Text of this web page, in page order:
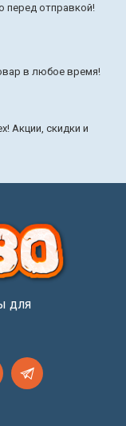
перед отправкой!
в любое время!
Акции, скидки и
для